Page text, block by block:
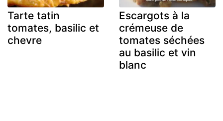
Tarte tatin
tomates, basilic et
chevre
Escargots à la
crémeuse de
tomates séchées
au basilic et vin
blanc